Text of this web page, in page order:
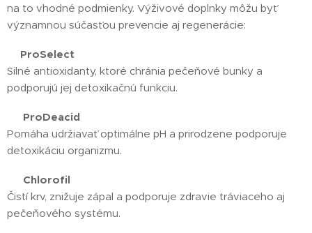
na to vhodné podmienky. Výživové doplnky môžu byť
významnou súčasťou prevencie aj regenerácie:
ProSelect
Silné antioxidanty, ktoré chránia pečeňové bunky a
podporujú jej detoxikačnú funkciu.
ProDeacid
Pomáha udržiavať optimálne pH a prirodzene podporuje
detoxikáciu organizmu.
Chlorofil
Čistí krv, znižuje zápal a podporuje zdravie tráviaceho aj
pečeňového systému.